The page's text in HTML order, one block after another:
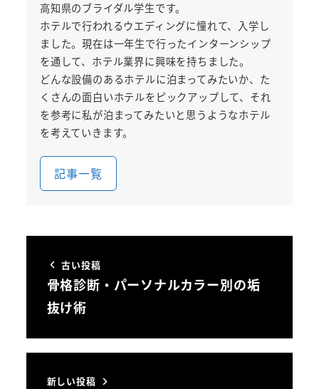
高知県のブライダル学生です。
ホテルで行われるウエディングに憧れて、入学し
ました。現在は一年生で行ったインターンシップ
を通して、ホテル業界に興味を持ちました。
どんな設備のあるホテルに泊まってみたいか、た
くさんの面白いホテルをピックアップして、それ
を参考に私が泊まってみたいと思うようなホテル
を考えていきます。
記事一覧
古い投稿
骨格診断・パーソナルカラー別の垢
抜け術
新しい投稿